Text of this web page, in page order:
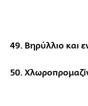
49. Βηρύλλιο και
50.